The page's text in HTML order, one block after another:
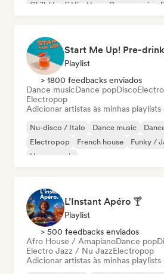
Chill / Lo-fi Hip-Hop Dance music
Playlist
> 1800 feedbacks enviados
Dance musicDance popDisco
Electropop
Adicionar artistas às minhas
Nu-disco / Italo Dance music
Electropop
French house
Funky /
House music
L’Instant Apéro 🍸
Playlist
> 500 feedbacks enviados
Afro House / AmapianoDance pop
Electro Jazz / Nu JazzElectropop
Adicionar artistas às minhas